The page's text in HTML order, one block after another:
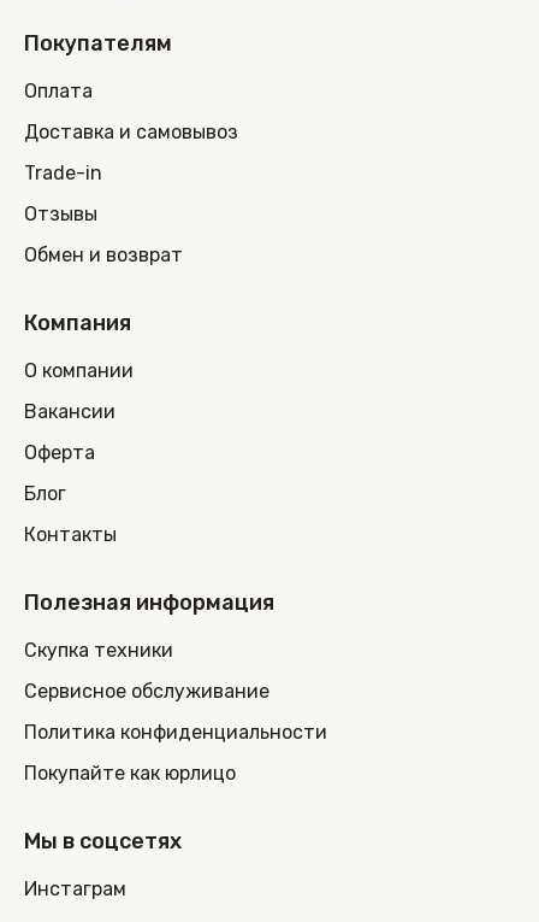
Покупателям
Оплата
Доставка и самовывоз
Trade-in
Отзывы
Обмен и возврат
Компания
О компании
Вакансии
Оферта
Блог
Контакты
Полезная информация
Скупка техники
Сервисное обслуживание
Политика конфиденциальности
Покупайте как юрлицо
Мы в соцсетях
Инстаграм